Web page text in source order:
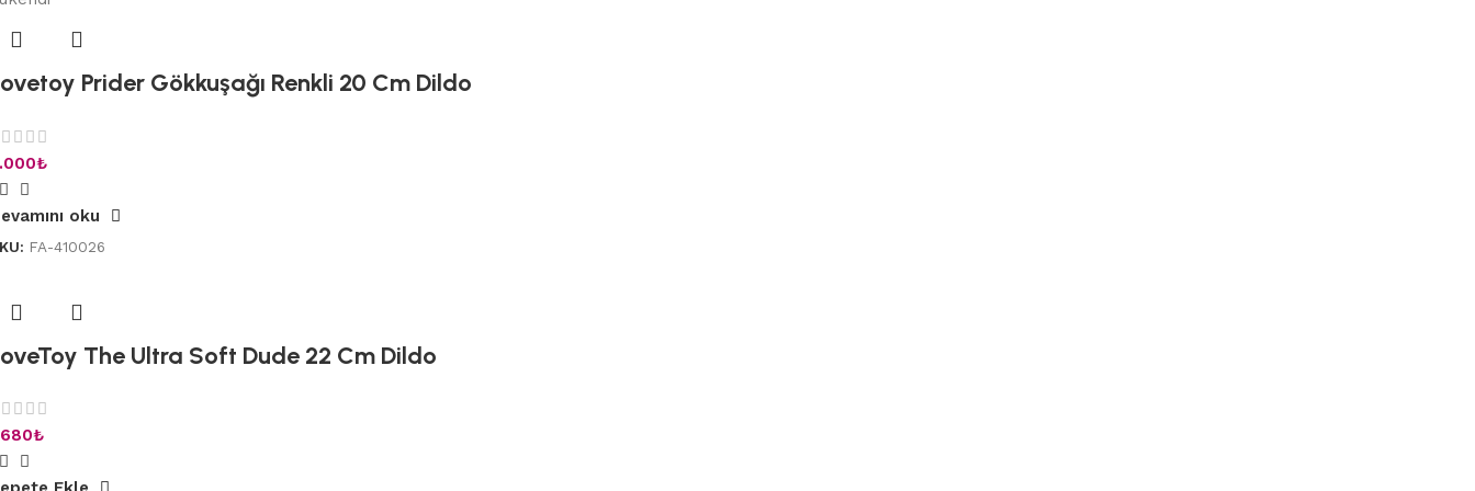
Prider Gökkuşağı Renkli 20 Cm Dildo
₺
oku
FA-410026
The Ultra Soft Dude 22 Cm Dildo
₺